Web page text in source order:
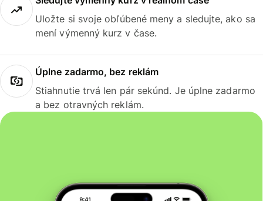
Uložte si svoje obľúbené meny a sledujte, ako sa
mení výmenný kurz v čase.
Úplne zadarmo, bez reklám
Stiahnutie trvá len pár sekúnd. Je úplne zadarmo
a bez otravných reklám.